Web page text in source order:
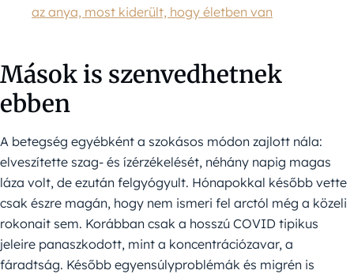
az anya, most kiderült, hogy életben van
Mások is szenvedhetnek
ebben
A betegség egyébként a szokásos módon zajlott nála:
elveszítette szag- és ízérzékelését, néhány napig magas
láza volt, de ezután felgyógyult. Hónapokkal később vette
csak észre magán, hogy nem ismeri fel arctól még a közeli
rokonait sem. Korábban csak a hosszú COVID tipikus
jeleire panaszkodott, mint a koncentrációzavar, a
fáradtság. Később egyensúlyproblémák és migrén is